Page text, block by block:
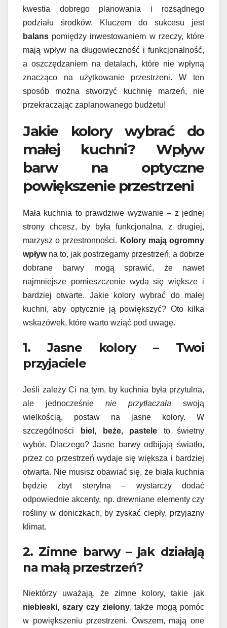
kwestia dobrego planowania i rozsądnego
podziału środków. Kluczem do sukcesu jest
balans pomiędzy inwestowaniem w rzeczy, które
mają wpływ na długowieczność i funkcjonalność,
a oszczędzaniem na detalach, które nie wpłyną
znacząco na użytkowanie przestrzeni. W ten
sposób można stworzyć kuchnię marzeń, nie
przekraczając zaplanowanego budżetu!
Jakie kolory wybrać do
małej kuchni? Wpływ
barw na optyczne
powiększenie przestrzeni
Mała kuchnia to prawdziwe wyzwanie – z jednej
strony chcesz, by była funkcjonalna, z drugiej,
marzysz o przestronności. Kolory mają ogromny
wpływna to, jak postrzegamy przestrzeń, a dobrze
dobrane barwy mogą sprawić, że nawet
najmniejsze pomieszczenie wyda się większe i
bardziej otwarte. Jakie kolory wybrać do małej
kuchni, aby optycznie ją powiększyć? Oto kilka
wskazówek, które warto wziąć pod uwagę.
1. Jasne kolory – Twoi
przyjaciele
Jeśli zależy Ci na tym, by kuchnia była przytulna,
ale jednocześnie nie przytłaczała swoją
wielkością, postaw na jasne kolory. W
szczególności
biel, beże, pastele to świetny
wybór. Dlaczego? Jasne barwy odbijają światło,
przez co przestrzeń wydaje się większa i bardziej
otwarta. Nie musisz obawiać się, że biała kuchnia
będzie zbyt sterylna – wystarczy dodać
odpowiednie akcenty, np. drewniane elementy czy
rośliny w doniczkach, by zyskać ciepły, przyjazny
klimat.
2. Zimne barwy – jak działają
na małą przestrzeń?
Niektórzy uważają, że zimne kolory, takie jak
niebieski, szary czy zielony, także mogą pomóc
w powiększeniu przestrzeni. Owszem, mają one